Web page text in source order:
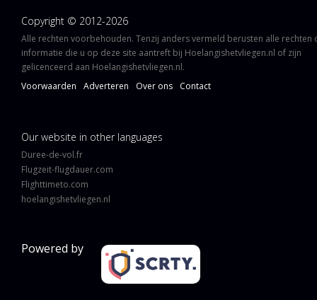
Copyright © 2012-2026
Alle rechten voorbehouden. Tenzij anders vermeld berusten alle rechten
informatie die u op deze site aantreft bij Hoelangishetvliegen.nl of zijn
gelicenceerd aan Hoelangishetvliegen.nl.
Voorwaarden
Adverteren Over ons Contact
Our website in other languages
Duree-de-vol.fr
Flugzeit-flugdauer.com
Flighttimeto.com
hoelangishetvliegen.nl
Powered by